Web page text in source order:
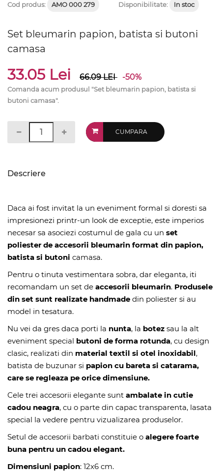
Cod produs: AMO 000 279 Disponibilitate: In stoc
Set bleumarin papion, batista si butoni
camasa
33.05 Lei 66.09LEI -50%
Comanda acum produsul "Set bleumarin papion, batista si
butoni camasa".
CUMPARA
Descriere
Daca ai fost invitat la un eveniment formal si doresti sa
impresionezi printr-un look de exceptie, este imperios
necesar sa asociezi costumul de gala cu un set
poliester de accesorii bleumarin format din papion,
batista si butoni camasa.
Pentru o tinuta vestimentara sobra, dar eleganta, iti
recomandam un set de accesorii bleumarin. Produsele
din set sunt realizate handmade din poliester si au
model in tesatura.
Nu vei da gres daca porti la nunta, la botez sau la alt
eveniment special butoni de forma rotunda, cu design
clasic, realizati din material textil si otel inoxidabil,
batista de buzunar si papion cu bareta si catarama,
care se regleaza pe orice dimensiune.
Cele trei accesorii elegante sunt ambalate in cutie
cadou neagra, cu o parte din capac transparenta, lasata
special la vedere pentru vizualizarea produselor.
Setul de accesorii barbati constituie o alegere foarte
buna pentru un cadou elegant.
Dimensiuni papion: 12x6 cm.